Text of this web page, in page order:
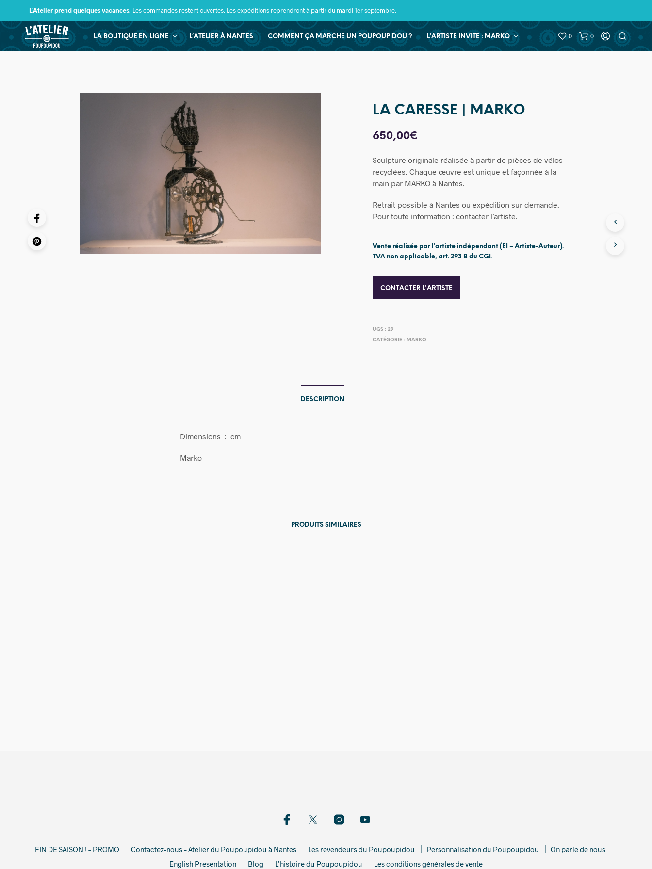
L’Atelier prend quelques vacances. Les commandes restent ouvertes. Les expéditions reprendront à partir du mardi 1er septembre.
LA BOUTIQUE EN LIGNE L’ATELIER À NANTES COMMENT ÇA MARCHE UN POUPOUPIDOU ? L’ARTISTE INVITE : MARKO 0 0
LA CARESSE | MARKO
650,00€
Sculpture originale réalisée à partir de pièces de vélos
recyclées. Chaque œuvre est unique et façonnée à la
main par MARKO à Nantes.
Retrait possible à Nantes ou expédition sur demande.
Pour toute information : contacter l’artiste.
Vente réalisée par l’artiste indépendant (EI – Artiste-Auteur).
TVA non applicable, art. 293 B du CGI.
CONTACTER L'ARTISTE
UGS :29
CATÉGORIE : MARKO
DESCRIPTION
Dimensions : cm
Marko
PRODUITS SIMILAIRES
FIN DE SAISON ! – PROMO Contactez-nous – Atelier du Poupoupidou à Nantes Les revendeurs du Poupoupidou Personnalisation du Poupoupidou
On parle de nous
English Presentation
Blog L’histoire du Poupoupidou Les conditions générales de vente